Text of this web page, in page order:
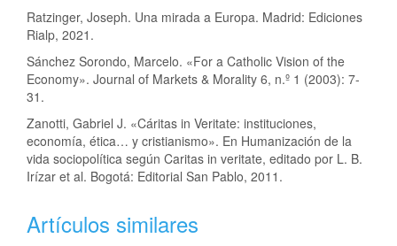
Ratzinger, Joseph. Una mirada a Europa. Madrid: Ediciones
Rialp, 2021.
Sánchez Sorondo, Marcelo. «For a Catholic Vision of the
Economy». Journal of Markets & Morality 6, n.º 1 (2003): 7-
31.
Zanotti, Gabriel J. «Cáritas in Veritate: instituciones,
economía, ética… y cristianismo». En Humanización de la
vida sociopolítica según Caritas in veritate, editado por L. B.
Irízar et al. Bogotá: Editorial San Pablo, 2011.
Artículos similares